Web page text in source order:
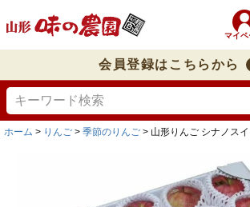
マイペ
会員登録はこちらから
ホーム りんご 季節のりんご 山形りんご シナノス